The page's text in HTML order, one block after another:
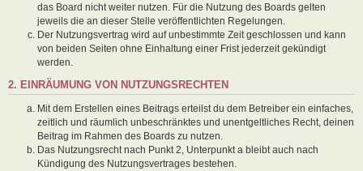
das Board nicht weiter nutzen. Für die Nutzung des Boards gelten
jeweils die an dieser Stelle veröffentlichten Regelungen.
Der Nutzungsvertrag wird auf unbestimmte Zeit geschlossen und kann
von beiden Seiten ohne Einhaltung einer Frist jederzeit gekündigt
werden.
2. EINRÄUMUNG VON NUTZUNGSRECHTEN
Mit dem Erstellen eines Beitrags erteilst du dem Betreiber ein einfaches,
zeitlich und räumlich unbeschränktes und unentgeltliches Recht, deinen
Beitrag im Rahmen des Boards zu nutzen.
Das Nutzungsrecht nach Punkt 2, Unterpunkt a bleibt auch nach
Kündigung des Nutzungsvertrages bestehen.